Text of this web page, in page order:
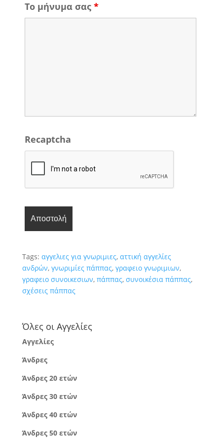
Το μήνυμα σας *
Recaptcha
Tags: αγγελιες για γνωριμιες, αττική αγγελίες
ανδρών, γνωριμίες πάππας, γραφειο γνωριμιων,
γραφειο συνοικεσιων, πάππας, συνοικέσια πάππας,
σχέσεις πάππας
Όλες οι Αγγελίες
Αγγελίες
Άνδρες
Άνδρες 20 ετών
Άνδρες 30 ετών
Άνδρες 40 ετών
Άνδρες 50 ετών